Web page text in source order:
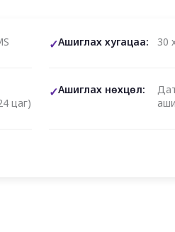
Ашиглах хугацаа: 30
цаг)
Ашиглах нөхцөл: